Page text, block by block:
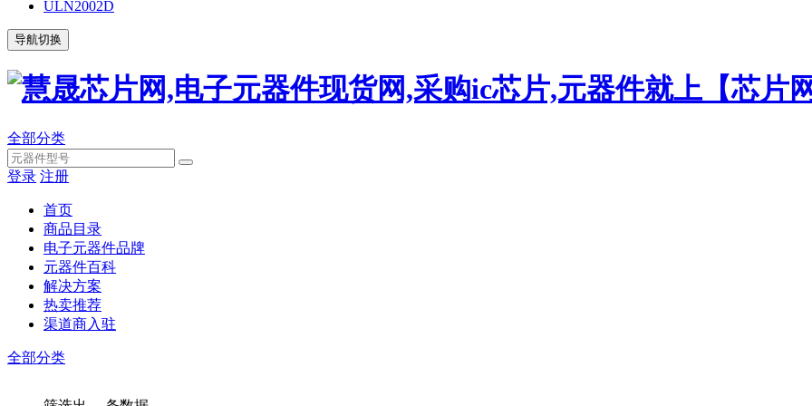
ULN2002D
导航切换
全部分类
登录 注册
首页
商品目录
电子元器件品牌
元器件百科
解决方案
热卖推荐
渠道商入驻
全部分类